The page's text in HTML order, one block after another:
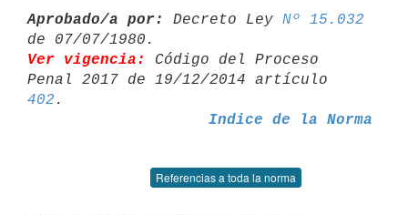
Aprobado/a por: Decreto Ley Nº 15.032
Ver vigencia:
Código del Proceso
402
Indice de la Norma
Referencias a toda la norma